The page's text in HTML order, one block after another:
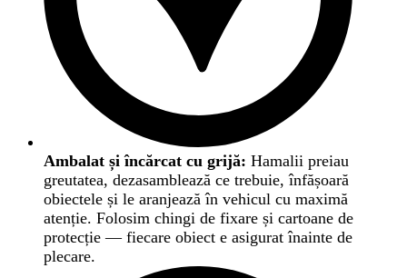
Ambalat și încărcat cu grijă: Hamalii preiau
greutatea, dezasamblează ce trebuie, înfășoară
obiectele și le aranjează în vehicul cu maximă
atenție. Folosim chingi de fixare și cartoane de
protecție — fiecare obiect e asigurat înainte de
plecare.